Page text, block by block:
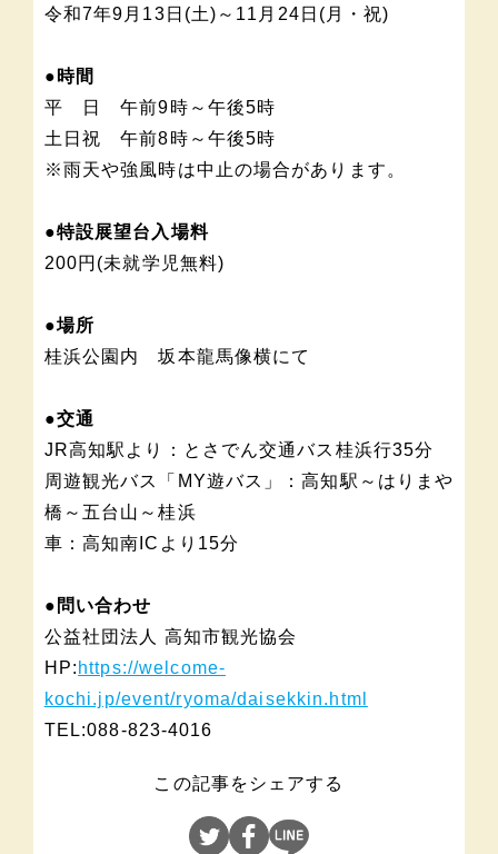
令和7年9月13日(土)～11月24日(月・祝)
●時間
平 日 午前9時～午後5時
土日祝 午前8時～午後5時
※雨天や強風時は中止の場合があります。
●特設展望台入場料
200円(未就学児無料)
●場所
桂浜公園内 坂本龍馬像横にて
●交通
JR高知駅より：とさでん交通バス桂浜行35分
周遊観光バス「MY遊バス」：高知駅～はりまや
橋～五台山～桂浜
車：高知南ICより15分
●問い合わせ
公益社団法人 高知市観光協会
HP: https://welcome-
kochi.jp/event/ryoma/daisekkin.html
TEL:088-823-4016
この記事をシェアする